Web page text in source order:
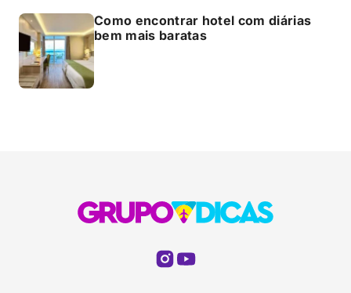
Como encontrar hotel com diárias
bem mais baratas